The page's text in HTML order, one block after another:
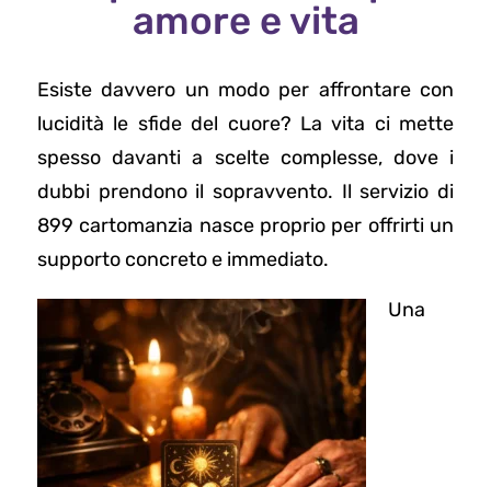
amore e vita
Esiste davvero un modo per affrontare con
lucidità le sfide del cuore? La vita ci mette
spesso davanti a scelte complesse, dove i
dubbi prendono il sopravvento. Il servizio di
899 cartomanzia nasce proprio per offrirti un
supporto concreto e immediato.
Una